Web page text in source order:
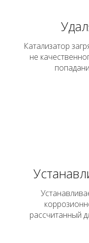
Катализатор
не
рассчитанный